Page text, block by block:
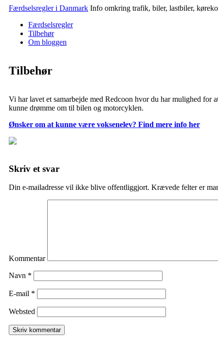
Færdselsregler i Danmark Info omkring trafik, biler, lastbiler,
Færdselsregler
Tilbehør
Om bloggen
Tilbehør
Vi har lavet et samarbejde med Redcoon hvor du har mulighed for
kunne drømme om til bilen og motorcyklen.
Ønsker om at kunne være voksenelev? Find mere info her
Skriv et svar
Din e-mailadresse vil ikke blive offentliggjort. Krævede felter er
Kommentar
Navn *
E-mail *
Websted